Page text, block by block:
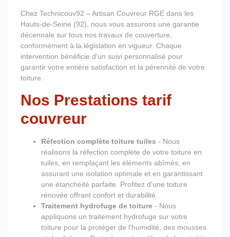
Chez Technicouv92 – Artisan Couvreur RGE dans les
Hauts-de-Seine (92), nous vous assurons une garantie
décennale sur tous nos travaux de couverture,
conformément à la législation en vigueur. Chaque
intervention bénéficie d'un suivi personnalisé pour
garantir votre entière satisfaction et la pérennité de votre
toiture.
Nos Prestations tarif
couvreur
Réfection complète toiture tuiles - Nous
réalisons la réfection complète de votre toiture en
tuiles, en remplaçant les éléments abîmés, en
assurant une isolation optimale et en garantissant
une étanchéité parfaite. Profitez d'une toiture
rénovée offrant confort et durabilité.
Traitement hydrofuge de toiture - Nous
appliquons un traitement hydrofuge sur votre
toiture pour la protéger de l'humidité, des mousses